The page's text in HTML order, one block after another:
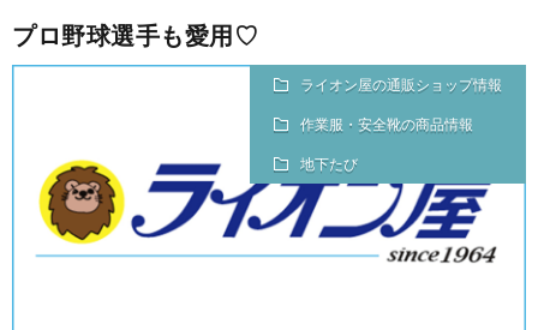
プロ野球選手も愛用♡
ライオン屋の通販ショップ情報
作業服・安全靴の商品情報
地下たび